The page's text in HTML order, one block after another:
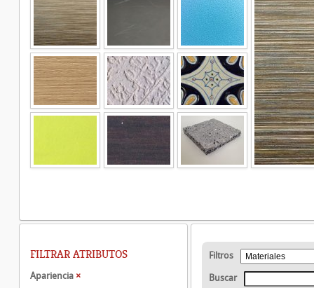
Filtros
Buscar
FILTRAR ATRIBUTOS
Apariencia ×